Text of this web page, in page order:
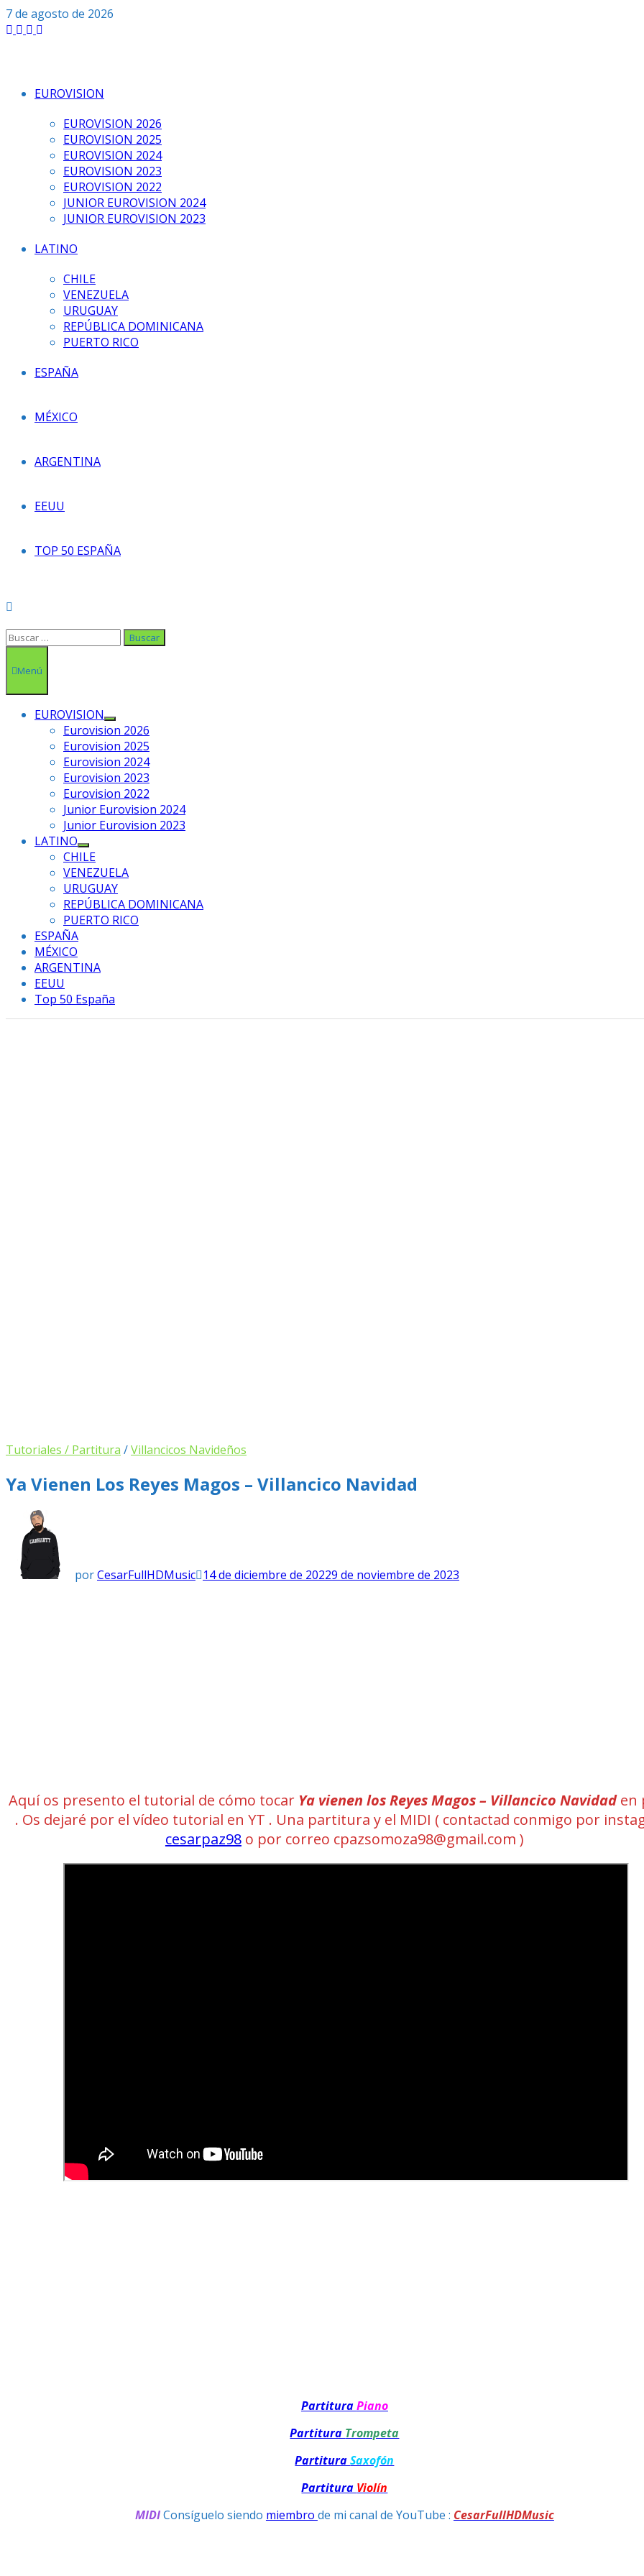
Saltar
al
7 de agosto de 2026
EUROVISION
EUROVISION 2026
EUROVISION 2025
EUROVISION 2024
EUROVISION 2023
EUROVISION 2022
JUNIOR EUROVISION 2024
JUNIOR EUROVISION 2023
LATINO
CHILE
VENEZUELA
URUGUAY
REPÚBLICA DOMINICANA
PUERTO RICO
ESPAÑA
MÉXICO
ARGENTINA
EEUU
TOP 50 ESPAÑA
Buscar:
Menú
EUROVISION
Mostrar
el
submenú
Eurovision 2026
Eurovision 2025
Eurovision 2024
Eurovision 2023
Eurovision 2022
Junior Eurovision 2024
Junior Eurovision 2023
LATINO
Mostrar
el
submenú
CHILE
VENEZUELA
URUGUAY
REPÚBLICA DOMINICANA
PUERTO RICO
ESPAÑA
MÉXICO
ARGENTINA
EEUU
Top 50 España
Tutoriales / Partitura /Villancicos Navideños
Ya Vienen Los Reyes Magos – Villancico Navidad
porCesarFullHDMusic 14 de diciembre de 20229 de noviembre de 2023
Aquí os presento el tutorial de cómo tocar Ya vienen los Reyes Magos – Villancico Navidaden
. Os dejaré por el vídeo tutorial en YT . Una partitura y el MIDI ( contactad conmigo por
cesarpaz98o por correo cpazsomoza98@gmail.com )
PartituraPiano
Partitura Trompeta
PartituraSaxofón
Partitura Violín
MIDIConsíguelo siendo miembro de mi canal de YouTube : CesarFullHDMusic